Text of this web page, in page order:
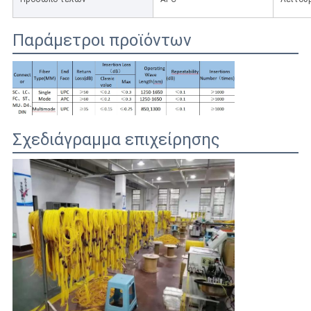
Παράμετροι προϊόντων
Σχεδιάγραμμα επιχείρησης